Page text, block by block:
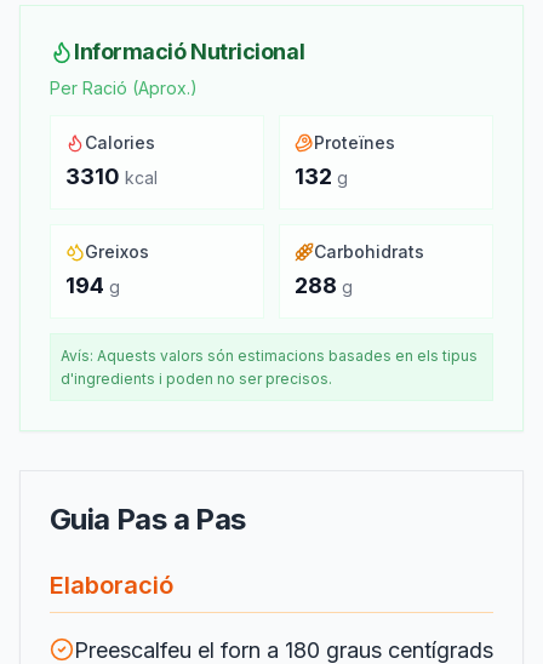
Informació Nutricional
Per Ració (Aprox.)
Calories
3310 kcal
Proteïnes
132 g
Greixos
194 g
Carbohidrats
288 g
Avís: Aquests valors són estimacions basades en els tipus
d'ingredients i poden no ser precisos.
Guia Pas a Pas
Elaboració
Preescalfeu el forn a 180 graus centígrads